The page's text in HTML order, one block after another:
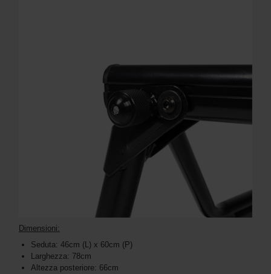
Dimensioni:
Seduta: 46cm (L) x 60cm (P)
Larghezza: 78cm
Altezza posteriore: 66cm